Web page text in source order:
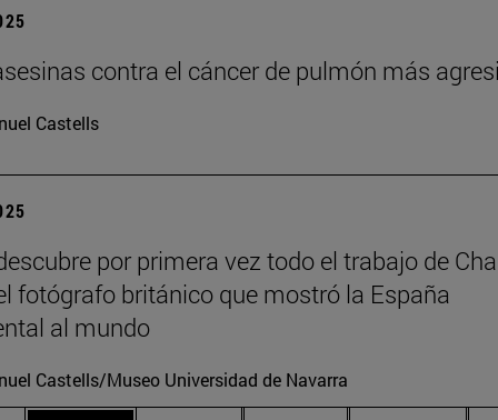
contra el cáncer de pulmón más
Castells
por primera vez todo el trabajo de
fotógrafo británico que mostró la España
al mundo
Castells/Museo Universidad de Navarra